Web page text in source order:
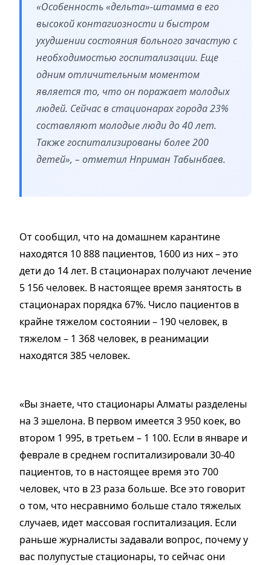
«Особенность «дельта»-штамма в его
высокой контагиозности и быстром
ухудшении состояния больного зачастую с
необходимостью госпитализации. Еще
одним отличительным моментом
является то, что он поражает молодых
людей. Сейчас в стационарах города 23%
составляют молодые люди до 40 лет.
Также госпитализированы более 200
детей», – отметил Нприман Табынбаев.
От сообщил, что на домашнем карантине
находятся 10 888 пациентов, 1600 из них – это
дети до 14 лет. В стационарах получают лечение
5 156 человек. В настоящее время занятость в
стационарах порядка 67%. Число пациентов в
крайне тяжелом состоянии – 190 человек, в
тяжелом – 1 368 человек, в реанимации
находятся 385 человек.
«Вы знаете, что стационары Алматы разделены
на 3 эшелона. В первом имеется 3 950 коек, во
втором 1 995, в третьем – 1 100. Если в январе и
феврале в среднем госпитализировали 30-40
пациентов, то в настоящее время это 700
человек, что в 23 раза больше. Все это говорит
о том, что несравнимо больше стало тяжелых
случаев, идет массовая госпитализация. Если
раньше журналисты задавали вопрос, почему у
вас полупустые стационары, то сейчас они